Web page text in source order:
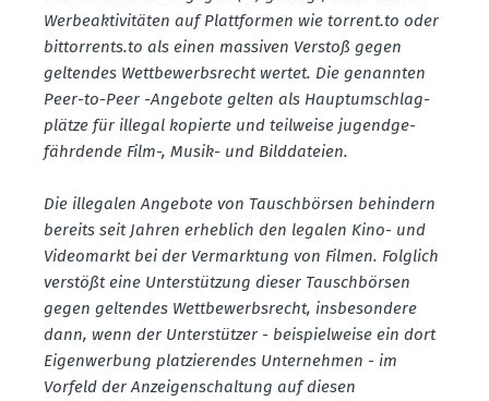
Werbe­ak­ti­vi­täten auf Platt­formen wie torrent.​to oder
bittor­rents.to als einen massiven Verstoß gegen
geltendes Wettbe­werbs­recht wertet. Die genannten
Peer-to-Peer -Angebote gelten als Haupt­um­schlag­
plätze für illegal kopierte und teilweise jugend­ge­
fähr­dende Film-, Musik- und Bildda­teien.
Die illegalen Angebote von Tausch­börsen behindern
bereits seit Jahren erheblich den legalen Kino- und
Video­markt bei der Vermarktung von Filmen. Folglich
verstößt eine Unter­stützung dieser Tausch­börsen
gegen geltendes Wettbe­werbs­recht, insbe­sondere
dann, wenn der Unter­stützer - beispiel­weise ein dort
Eigen­werbung platzie­rendes Unter­nehmen - im
Vorfeld der Anzei­gen­schaltung auf diesen